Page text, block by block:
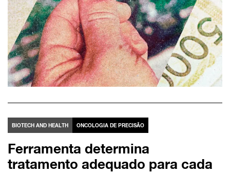
BIOTECH AND HEALTH ONCOLOGIA DE PRECISÃO
Ferramenta determina
tratamento adequado para cada